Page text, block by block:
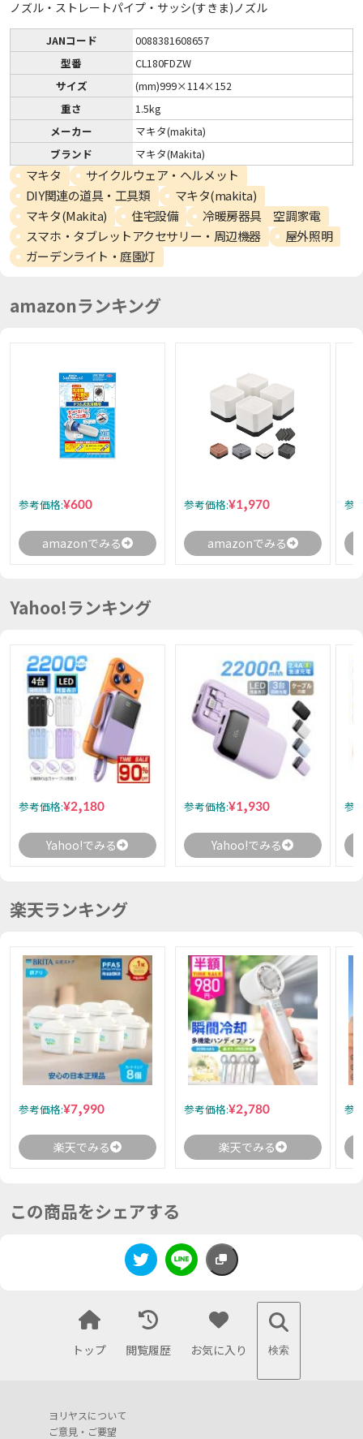
ノズル・ストレートパイプ・サッシ(すきま)ノズル
JANコード
0088381608657
型番
CL180FDZW
サイズ
(mm)999×114×152
重さ
1.5kg
メーカー
マキタ(makita)
ブランド
マキタ(Makita)
マキタ
サイクルウェア・ヘルメット
DIY関連の道具・工具類
マキタ(makita)
マキタ(Makita)
住宅設備
冷暖房器具 空調家電
スマホ・タブレットアクセサリー・周辺機器
屋外照明
ガーデンライト・庭園灯
amazonランキング
参考価格:¥600
amazonでみる
参考価格:¥1,970
amazonでみる
参
Yahoo!ランキング
参考価格:¥2,180
Yahoo!でみる
参考価格:¥1,930
Yahoo!でみる
参
楽天ランキング
参考価格:¥7,990
楽天でみる
参考価格:¥2,780
楽天でみる
参
この商品をシェアする
トップ 閲覧履歴 お気に入り 検索
ヨリヤスについて
ご意見・ご要望